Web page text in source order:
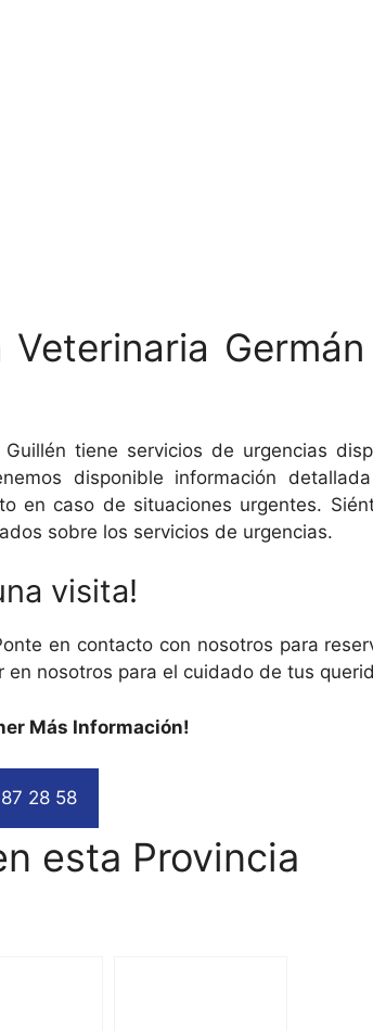
tiene servicios de urgencias
disponible información
en caso de situaciones urgentes.
sobre los servicios de urgencias.
visita!
en contacto con nosotros para
nosotros para el cuidado de tus
Más Información!
28 58
esta Provincia